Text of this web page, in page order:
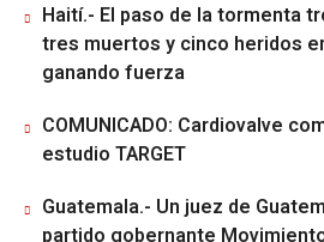
Haití.- El paso de la tormenta
tres muertos y cinco heridos
ganando fuerza
COMUNICADO: Cardiovalve
estudio TARGET
Guatemala.- Un juez de
partido gobernante